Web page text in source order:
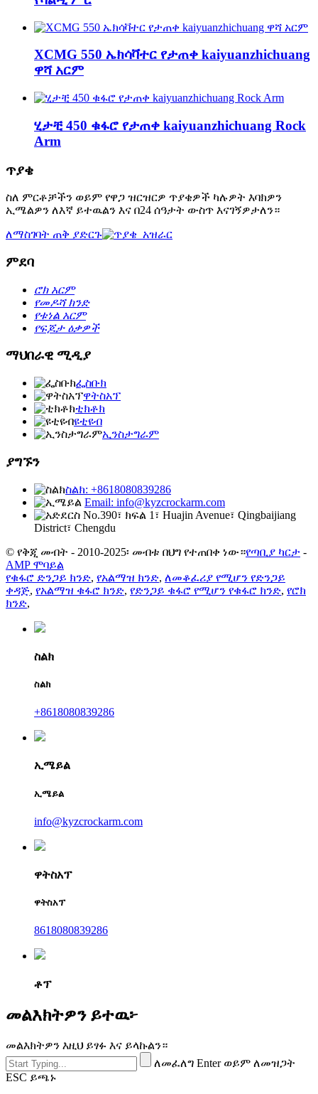
XCMG 550 ኤክሳቫተር የታጠቀ kaiyuanzhichuang
ዋሻ አርም
ሂታቺ 450 ቁፋሮ የታጠቀ kaiyuanzhichuang Rock
Arm
ጥያቄ
ስለ ምርቶቻችን ወይም የዋጋ ዝርዝርዎ ጥያቄዎች ካሉዎት እባክዎን
ኢሜልዎን ለእኛ ይተዉልን እና በ24 ሰዓታት ውስጥ እናገኝዎታለን።
ለማስገባት ጠቅ ያድርጉ
ምደባ
ሮክ አርም
የመዶሻ ክንድ
የቱነል አርም
የፍጆታ ዕቃዎች
ማህበራዊ ሚዲያ
ፌስቡክ
ዋትስአፕ
ቲክቶክ
ዩቲዩብ
ኢንስታግራም
ያግኙን
ስልክ: +8618080839286
Email: info@kyzcrockarm.com
No.390፣ ክፍል 1፣ Huajin Avenue፣ Qingbaijiang
District፣ Chengdu
© የቅጂ መብት - 2010-2025፡ መብቱ በህግ የተጠበቀ ነው።የጣቢያ ካርታ -
AMP ሞባይል
የቁፋሮ ድንጋይ ክንድ, የአልማዝ ክንድ, ለመቆፈሪያ የሚሆን የድንጋይ
ቀዳጅ, የአልማዝ ቁፋሮ ክንድ, የድንጋይ ቁፋሮ የሚሆን የቁፋሮ ክንድ, የሮክ
ክንድ,
ስልክ
ስልክ
+8618080839286
ኢሜይል
ኢሜይል
info@kyzcrockarm.com
ዋትስአፕ
ዋትስአፕ
8618080839286
ቶፕ
መልእክትዎን ይተዉ፦
መልእክትዎን እዚህ ይፃፉ እና ይላኩልን።
ለመፈለግ Enter ወይም ለመዝጋት
ESC ይጫኑ